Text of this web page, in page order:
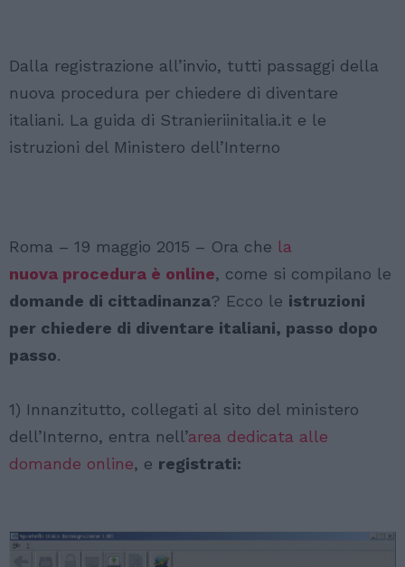
Dalla registrazione all’invio, tutti passaggi della
nuova procedura per chiedere di diventare
italiani. La guida di Stranieriinitalia.it e le
istruzioni del Ministero dell’Interno
Roma – 19 maggio 2015 – Ora che la
nuova procedura è online, come si compilano le
domande di cittadinanza? Ecco le istruzioni
per chiedere di diventare italiani, passo dopo
passo.
1) Innanzitutto, collegati al sito del ministero
dell’Interno, entra nell’area dedicata alle
domande online, e registrati: